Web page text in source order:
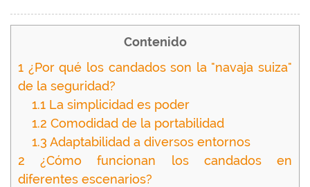
Contenido
1 ¿Por qué los candados son la "navaja suiza"
de la seguridad?
1.1 La simplicidad es poder
1.2 Comodidad de la portabilidad
1.3 Adaptabilidad a diversos entornos
2 ¿Cómo funcionan los candados en
diferentes escenarios?